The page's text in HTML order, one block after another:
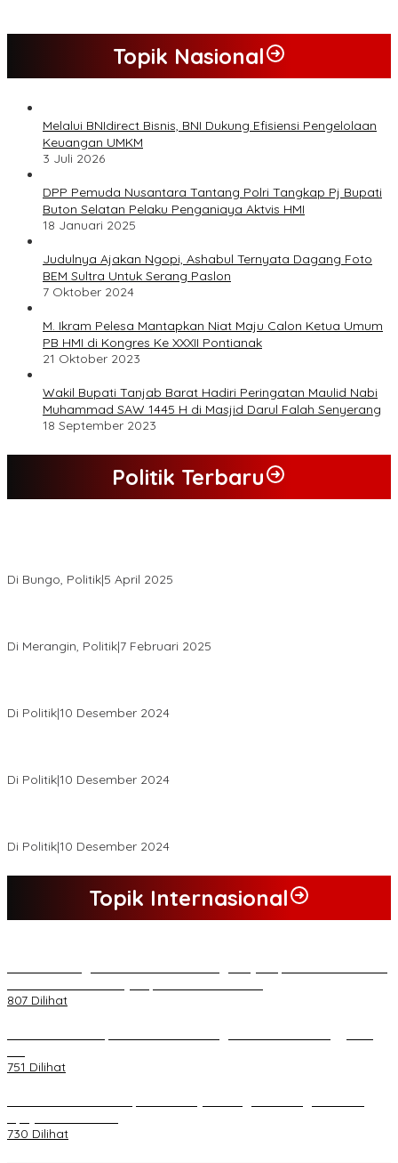
Topik Nasional
Melalui BNIdirect Bisnis, BNI Dukung Efisiensi Pengelolaan
Keuangan UMKM
3 Juli 2026
DPP Pemuda Nusantara Tantang Polri Tangkap Pj Bupati
Buton Selatan Pelaku Penganiaya Aktvis HMI
18 Januari 2025
Judulnya Ajakan Ngopi, Ashabul Ternyata Dagang Foto
BEM Sultra Untuk Serang Paslon
7 Oktober 2024
M. Ikram Pelesa Mantapkan Niat Maju Calon Ketua Umum
PB HMI di Kongres Ke XXXII Pontianak
21 Oktober 2023
Wakil Bupati Tanjab Barat Hadiri Peringatan Maulid Nabi
Muhammad SAW 1445 H di Masjid Darul Falah Senyerang
18 September 2023
Politik Terbaru
Di Bungo, Politik|5 April 2025
Di Merangin, Politik|7 Februari 2025
Di Politik|10 Desember 2024
Di Politik|10 Desember 2024
Di Politik|10 Desember 2024
Topik Internasional
807 Dilihat
751 Dilihat
730 Dilihat